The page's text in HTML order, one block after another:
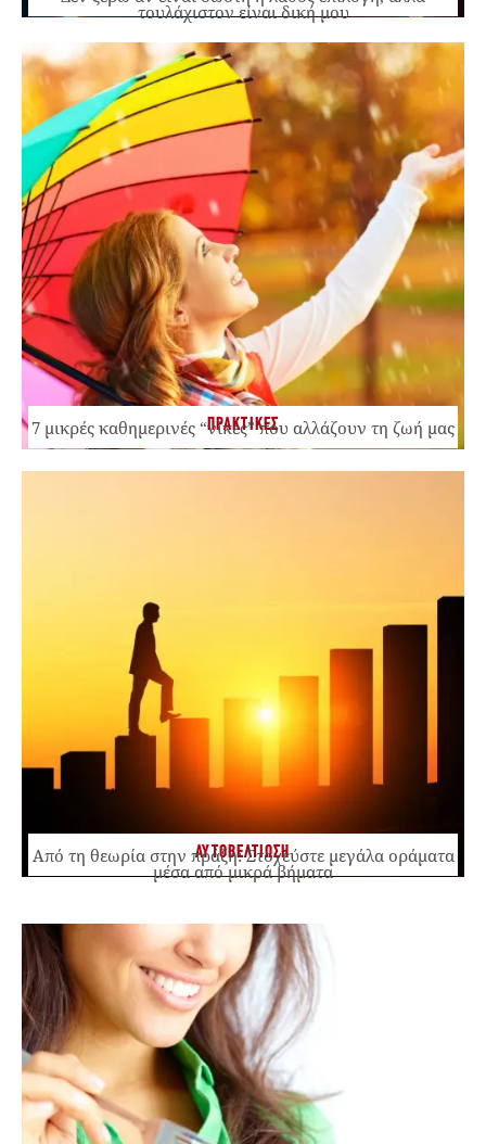
τουλάχιστον είναι δική μου
ΠΡΑΚΤΙΚΕΣ
7 μικρές καθημερινές “νίκες” που αλλάζουν τη ζωή μας
ΑΥΤΟΒΕΛΤΙΩΣΗ
Από τη θεωρία στην πράξη: Στοχεύστε μεγάλα οράματα
μέσα από μικρά βήματα